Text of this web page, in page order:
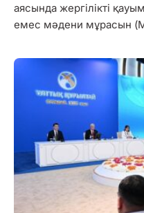
аясында жергілікті
емес мәдени мұрасын